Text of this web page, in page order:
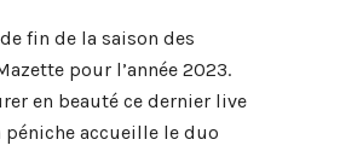
fin de la saison des
pour l’année 2023.
en beauté ce dernier live
péniche accueille le duo